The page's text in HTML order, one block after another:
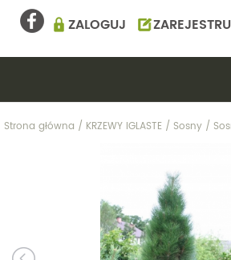
ZALOGUJ
Strona główna / KRZEWY IGLASTE / Sosny /